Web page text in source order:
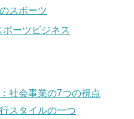
スポーツ
ーツビジネス
社会事業の7つの視点
スタイルの一つ